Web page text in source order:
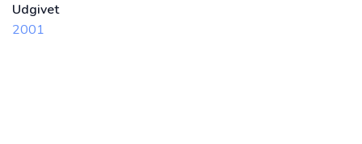
Udgivet
2001